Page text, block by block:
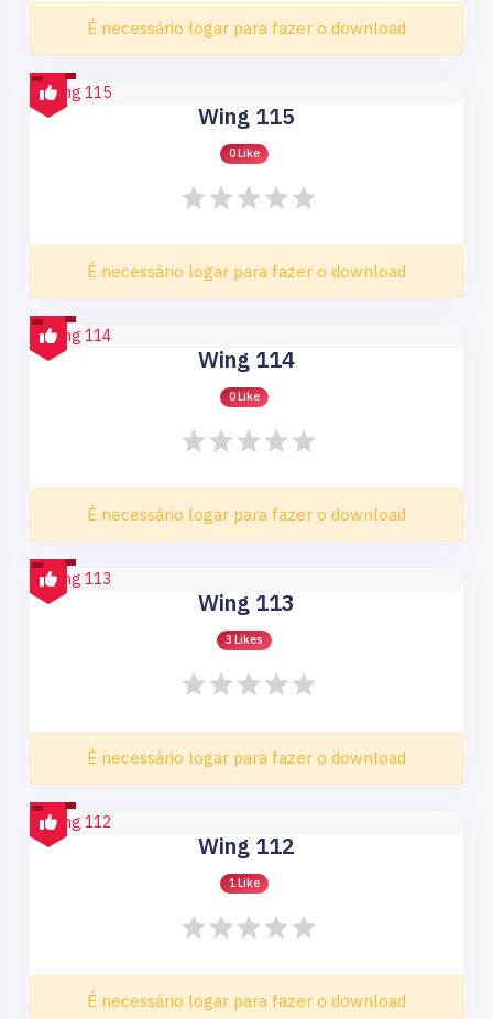
É necessário logar para fazer o download
Wing 115
0 Like
É necessário logar para fazer o download
Wing 114
0 Like
É necessário logar para fazer o download
Wing 113
3 Likes
É necessário logar para fazer o download
Wing 112
1 Like
É necessário logar para fazer o download